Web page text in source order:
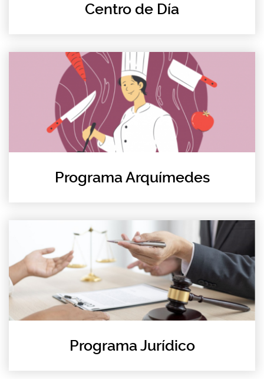
Centro de Día
Programa Arquímedes
Programa Jurídico